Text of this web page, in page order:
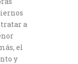
a
el
y